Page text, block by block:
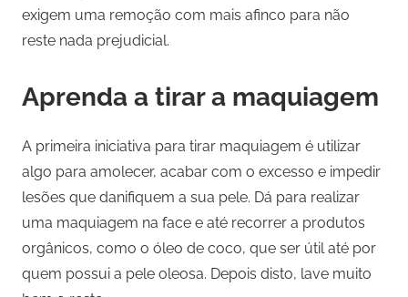
exigem uma remoção com mais afinco para não
reste nada prejudicial.
Aprenda a tirar a maquiagem
A primeira iniciativa para tirar maquiagem é utilizar
algo para amolecer, acabar com o excesso e impedir
lesões que danifiquem a sua pele. Dá para realizar
uma maquiagem na face e até recorrer a produtos
orgânicos, como o óleo de coco, que ser útil até por
quem possui a pele oleosa. Depois disto, lave muito